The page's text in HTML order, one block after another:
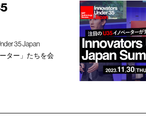
35 Japan
ター」たちを会